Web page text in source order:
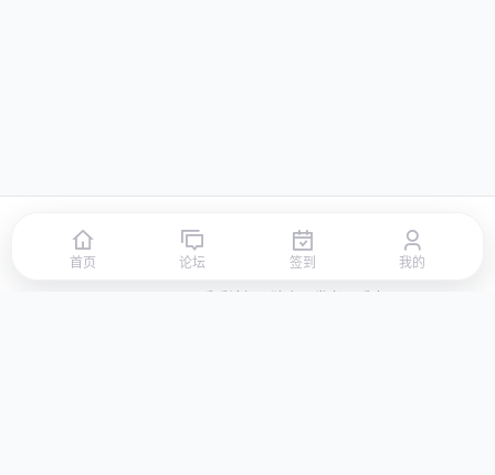
首页 签到 积分商城 站点地图
© 2026 LLBBS 乐乐论坛 · 独立开发者阿乐出品
首页 论坛 签到 我的